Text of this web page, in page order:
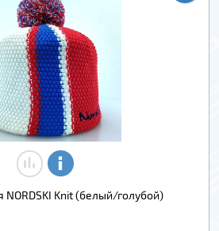
Knit (белый/голубой)